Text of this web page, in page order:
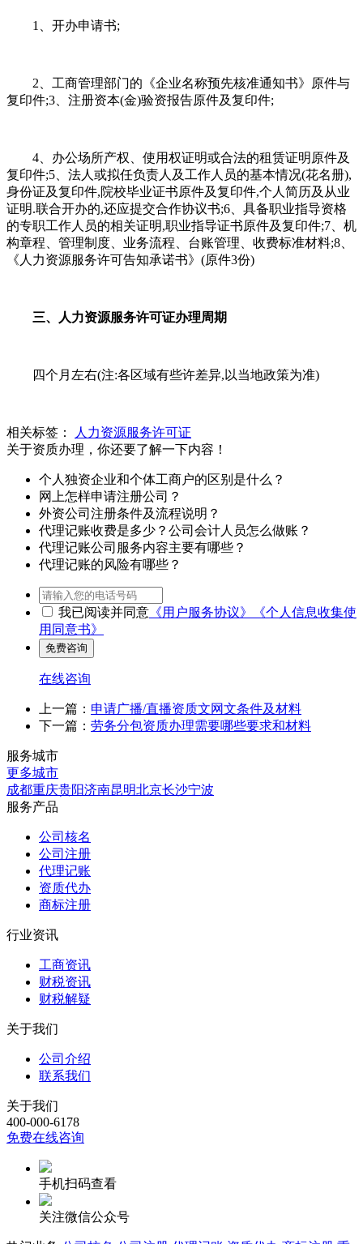
1、开办申请书;
2、工商管理部门的《企业名称预先核准通知书》原件与
复印件;3、注册资本(金)验资报告原件及复印件;
4、办公场所产权、使用权证明或合法的租赁证明原件及
复印件;5、法人或拟任负责人及工作人员的基本情况(花名册),
身份证及复印件,院校毕业证书原件及复印件,个人简历及从业
证明.联合开办的,还应提交合作协议书;6、具备职业指导资格
的专职工作人员的相关证明,职业指导证书原件及复印件;7、机
构章程、管理制度、业务流程、台账管理、收费标准材料;8、
《人力资源服务许可告知承诺书》(原件3份)
三、人力资源服务许可证办理周期
四个月左右(注:各区域有些许差异,以当地政策为准)
相关标签：
人力资源服务许可证
关于资质办理，你还要了解一下内容！
个人独资企业和个体工商户的区别是什么？
网上怎样申请注册公司？
外资公司注册条件及流程说明？
代理记账收费是多少？公司会计人员怎么做账？
代理记账公司服务内容主要有哪些？
代理记账的风险有哪些？
我已阅读并同意 《用户服务协议》
《个人信息收集使
用同意书》
在线咨询
上一篇： 申请广播/直播资质文网文条件及材料
下一篇： 劳务分包资质办理需要哪些要求和材料
服务城市
更多城市
成都重庆贵阳济南昆明北京长沙宁波
服务产品
公司核名
公司注册
代理记账
资质代办
商标注册
行业资讯
工商资讯
财税资讯
财税解疑
关于我们
公司介绍
联系我们
关于我们
400-000-6178
免费在线咨询
手机扫码查看
关注微信公众号